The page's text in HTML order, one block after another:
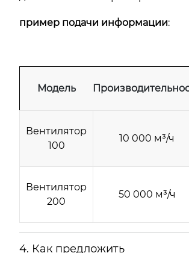
пример подачи информации:
Модель
Вентилятор
100
10 000 м³/ч
Вентилятор
200
50 000 м³/ч
4. Как предложить